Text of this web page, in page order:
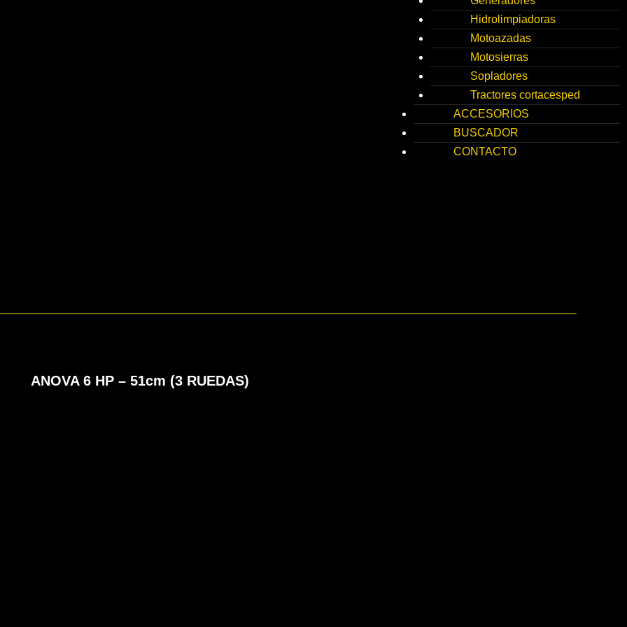
Hidrolimpiadoras
Motoazadas
Motosierras
Sopladores
Tractores cortacesped
ACCESORIOS
BUSCADOR
CONTACTO
ANOVA 6 HP – 51cm (3 RUEDAS)